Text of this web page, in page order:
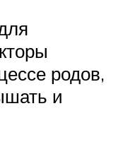
родов,
и